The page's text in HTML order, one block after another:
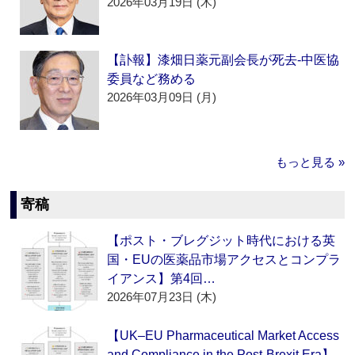
【訃報】漆畑日薬元副会長が死去‐中医協
委員など務める
2026年03月09日 (月)
もっと見る »
寄稿
【ポスト・ブレグジット時代における英
国・EUの医薬品市場アクセスとコンプラ
イアンス】第4回…
2026年07月23日 (木)
【UK–EU Pharmaceutical Market Access